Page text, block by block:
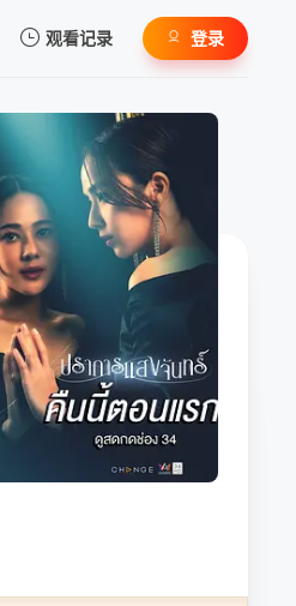
观看记录
暂无观看影片的记录
登录
塔